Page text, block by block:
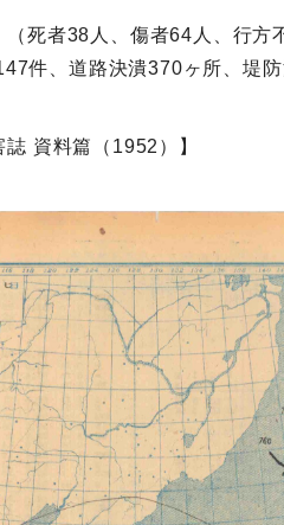
（死者38人、傷者64人、行
件、道路決潰370ヶ所、堤
誌 資料篇（1952）】